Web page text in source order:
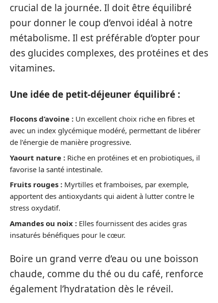
crucial de la journée. Il doit être équilibré
pour donner le coup d’envoi idéal à notre
métabolisme. Il est préférable d’opter pour
des glucides complexes, des protéines et des
vitamines.
Une idée de petit-déjeuner équilibré :
Flocons d’avoine : Un excellent choix riche en fibres et
avec un index glycémique modéré, permettant de libérer
de l’énergie de manière progressive.
Yaourt nature : Riche en protéines et en probiotiques, il
favorise la santé intestinale.
Fruits rouges : Myrtilles et framboises, par exemple,
apportent des antioxydants qui aident à lutter contre le
stress oxydatif.
Amandes ou noix : Elles fournissent des acides gras
insaturés bénéfiques pour le cœur.
Boire un grand verre d’eau ou une boisson
chaude, comme du thé ou du café, renforce
également l’hydratation dès le réveil.